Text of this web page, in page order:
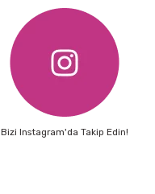
Bizi Instagram'da Takip Edin!